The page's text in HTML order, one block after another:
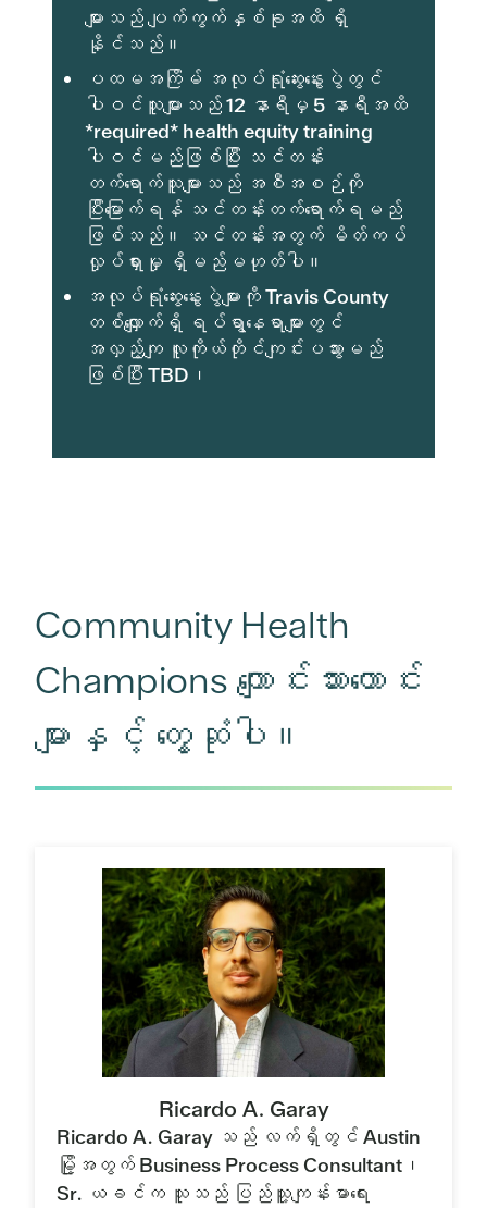
များသည် ပျက်ကွက်နှစ်ခုအထိ ရှိ
နိုင်သည်။
ပထမအကြိမ် အလုပ်ရုံဆွေးနွေးပွဲတွင်
ပါဝင်သူများသည် 12 နာရီမှ 5 နာရီအထိ
*required* health equity training
ပါဝင်မည်ဖြစ်ပြီး သင်တန်း
တက်ရောက်သူများသည် အစီအစဉ်ကို
ပြီးမြောက်ရန် သင်တန်းတက်ရောက်ရမည်
ဖြစ်သည်။ သင်တန်းအတွက် မိတ်ကပ်
လှုပ်ရှားမှု ရှိမည်မဟုတ်ပါ။
အလုပ်ရုံဆွေးနွေးပွဲများကို Travis County
တစ်လျှောက်ရှိ ရပ်ရွာနေရာများတွင်
အလှည့်ကျ လူကိုယ်တိုင်ကျင်းပသွားမည်
ဖြစ်ပြီး TBD၊
Community Health
Champions ကျောင်းသားဟောင်း
များနှင့် တွေ့ဆုံပါ။
Ricardo A. Garay
Ricardo A. Garay သည် လက်ရှိတွင် Austin
မြို့အတွက် Business Process Consultant၊
Sr. ယခင်က သူသည် ပြည်သူ့ကျန်းမာရေး